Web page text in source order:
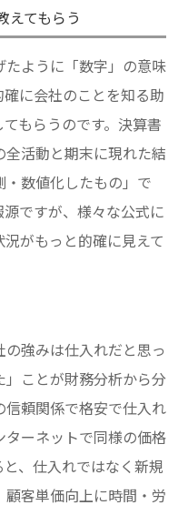
えてもらう
ように「数字」の意味
に会社のことを知る助
もらうのです。決算書
全活動と期末に現れた結
・数値化したもの」で
ですが、様々な公式に
がもっと的確に見えて
強みは仕入れだと思っ
」ことが財務分析から分
信頼関係で格安で仕入れ
ターネットで同様の価格
、仕入れではなく新規
客単価向上に時間・労